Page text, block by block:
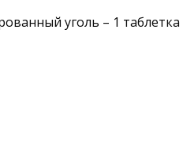
уголь – 1 таблетка